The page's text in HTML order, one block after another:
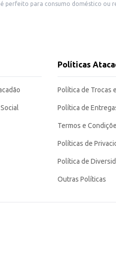
para consumo doméstico ou
e do sabor.
Políticas
Política de Trocas
Política de
Termos e
Políticas de
Política de
Outras Políticas